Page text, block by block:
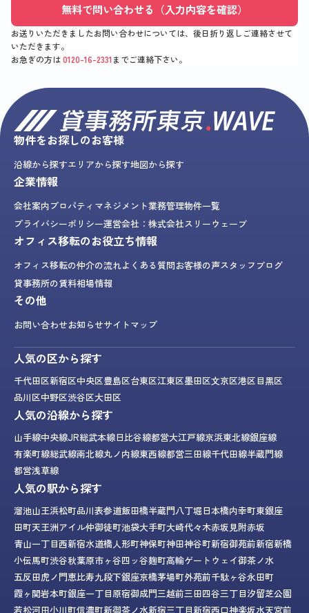
無料で問い合わせる（入力内容を確認）
お送りいただきましたお問い合わせについては、後日折り返しご連絡させて
いただきます。
お急ぎの方は0120-16-2331 までご連絡下さい。
物件をお探しのお客様
沿線から探すエリアから探す地図から探す
企業情報
会社案内プロパティマネジメント業務管理物件一覧
プライバシーポリシー運営会社：株式会社スリーウェーブ
オフィス移転のお役立ち情報
オフィス移転の仲介の流れよくある質問お客様の声スタッフブログ
貸事務所の賃料相場情報
その他
お問い合わせお知らせサイトマップ
人気の区から探す
千代田区新宿区中央区豊島区台東区江東区墨田区文京区港区目黒区
品川区中野区渋谷区大田区
人気の沿線から探す
山手線中央線JR総武本線日比谷線都営大江戸線京浜東北線銀座線
有楽町線総武線南北線丸ノ内線東西線都営三田線千代田線半蔵門線
都営浅草線
人気の駅から探す
溜池山王浜松町品川表参道飯田橋半蔵門八丁堀日本橋内幸町東銀座
田町天王洲アイル仲御徒町池袋大手町大崎代々木赤坂見附赤坂
青山一丁目西新宿水道橋人形町神保町神田神谷町新宿御苑前新宿新橋
小伝馬町渋谷秋葉原市ヶ谷四ッ谷麹町高輪ゲートウェイ御茶ノ水
五反田虎ノ門恵比寿九段下銀座京橋茅場町外苑前千駄ヶ谷永田町
霞ヶ関岩本町銀座一丁目原宿御成門三越前三田四谷三丁目汐留芝公園
若松河田小川町信濃町新御茶ノ水新宿三丁目新宿西口神楽坂水天宮前